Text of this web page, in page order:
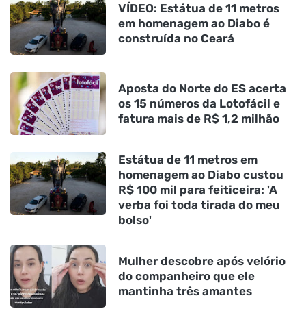
VÍDEO: Estátua de 11 metros
em homenagem ao Diabo é
construída no Ceará
Aposta do Norte do ES acerta
os 15 números da Lotofácil e
fatura mais de R$ 1,2 milhão
Estátua de 11 metros em
homenagem ao Diabo custou
R$ 100 mil para feiticeira: 'A
verba foi toda tirada do meu
bolso'
Mulher descobre após velório
do companheiro que ele
mantinha três amantes